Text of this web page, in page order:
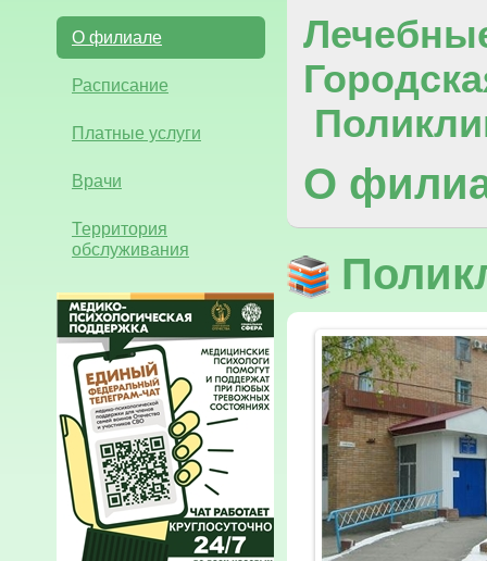
О филиале
Расписание
Платные услуги
Врачи
Территория
обслуживания
О